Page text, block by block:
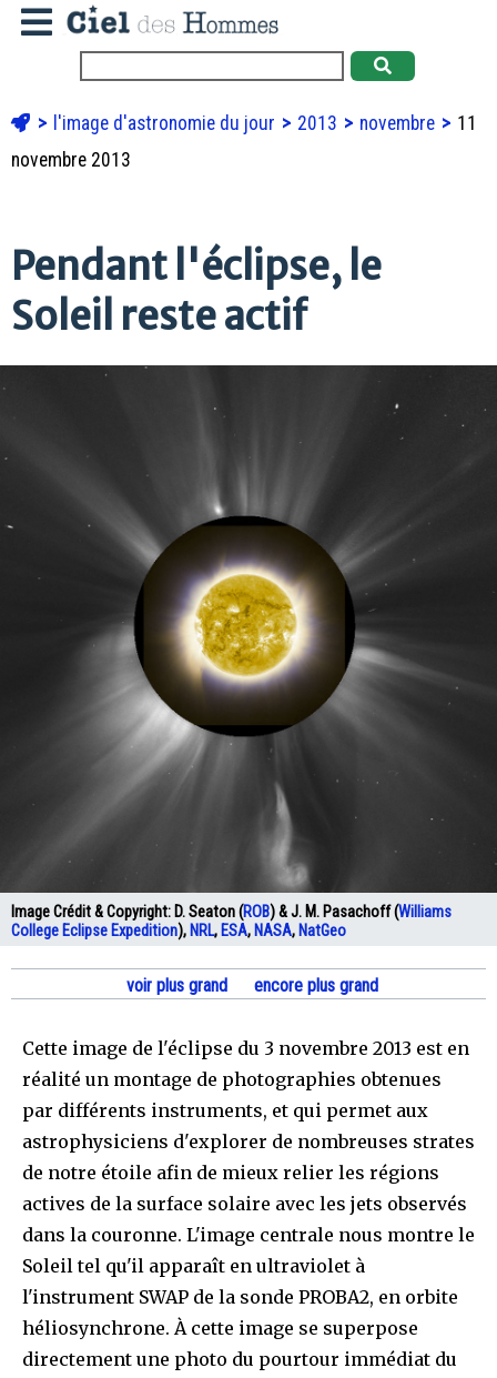
l'image d'astronomie du jour 2013 novembre
11
novembre 2013
Pendant l'éclipse, le
Soleil reste actif
Image Crédit & Copyright:D. Seaton (ROB) & J. M. Pasachoff (Williams
College Eclipse Expedition),NRL,ESA,NASA,NatGeo
voir plus grand encore plus grand
Cette image de l'éclipse du 3 novembre 2013 est en
réalité un montage de photographies obtenues
par différents instruments, et qui permet aux
astrophysiciens d'explorer de nombreuses strates
de notre étoile afin de mieux relier les régions
actives de la surface solaire avec les jets observés
dans la couronne. L'image centrale nous montre le
Soleil tel qu'il apparaît en ultraviolet à
l'instrument SWAP de la sonde PROBA2, en orbite
héliosynchrone. À cette image se superpose
directement une photo du pourtour immédiat du